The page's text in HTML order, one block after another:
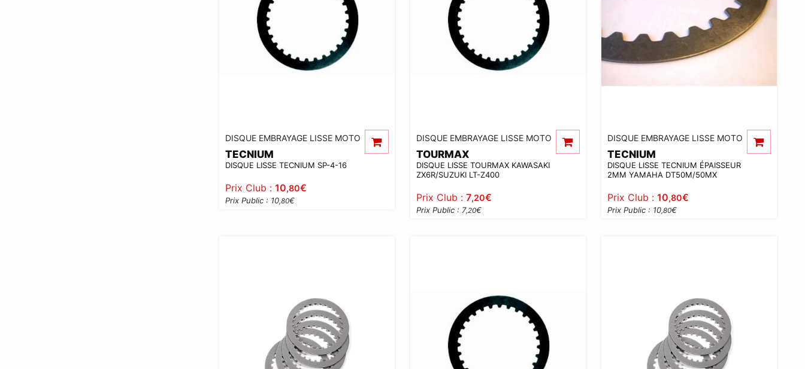
DISQUE EMBRAYAGE LISSE MOTO
TECNIUM
DISQUE LISSE TECNIUM SP-4-16
Prix Club : 10,80€
Prix Public : 10,80€
DISQUE EMBRAYAGE LISSE MOTO
TOURMAX
DISQUE LISSE TOURMAX KAWASAKI
ZX6R/SUZUKI LT-Z400
Prix Club :7,20€
Prix Public : 7,20€
DISQUE EMBRAYAGE LISSE MOTO
TECNIUM
DISQUE LISSE TECNIUM ÉPAISSEUR
2MM YAMAHA DT50M/50MX
Prix Club :10,80€
Prix Public : 10,80€